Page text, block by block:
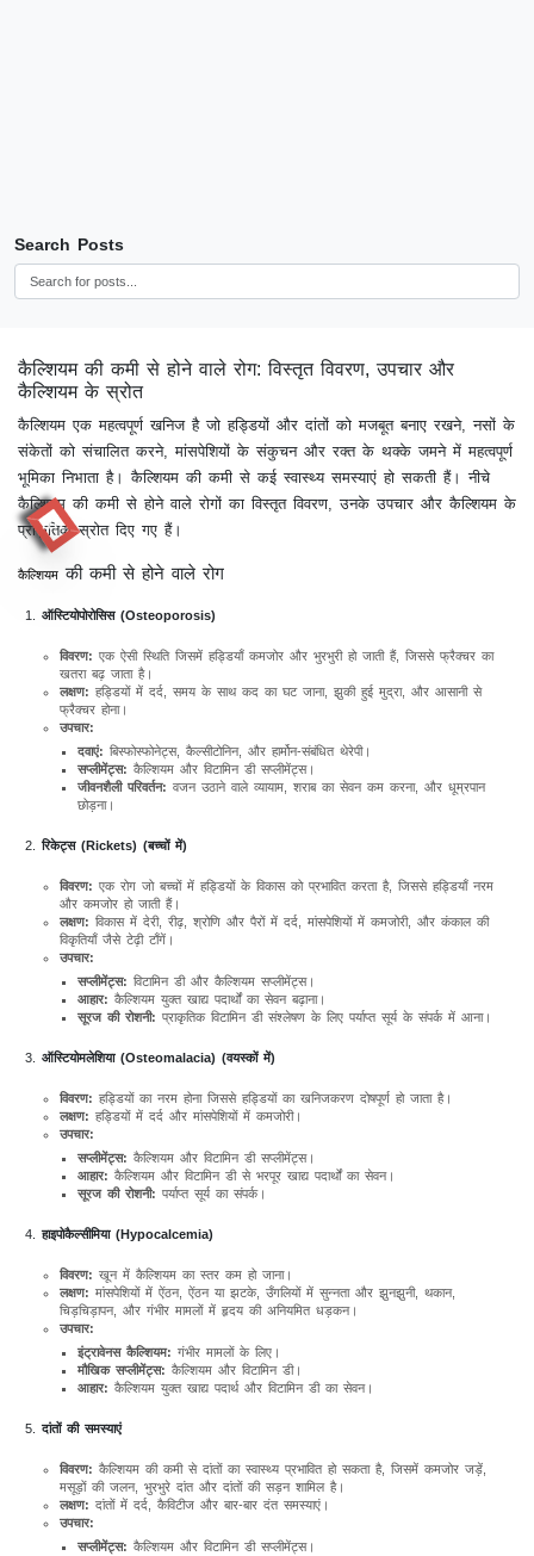
RR
Search Posts
कैल्शियम की कमी से होने वाले रोग: विस्तृत विवरण, उपचार और
कैल्शियम के स्रोत
कैल्शियम एक महत्वपूर्ण खनिज है जो हड्डियों और दांतों को मजबूत बनाए रखने, नसों के
संकेतों को संचालित करने, मांसपेशियों के संकुचन और रक्त के थक्के जमने में महत्वपूर्ण
भूमिका निभाता है। कैल्शियम की कमी से कई स्वास्थ्य समस्याएं हो सकती हैं। नीचे
कैल्शियम की कमी से होने वाले रोगों का विस्तृत विवरण, उनके उपचार और कैल्शियम के
प्राकृतिक स्रोत दिए गए हैं।
कैल्शियम की कमी से होने वाले रोग
ऑस्टियोपोरोसिस (Osteoporosis)
विवरण: एक ऐसी स्थिति जिसमें हड्डियाँ कमजोर और भुरभुरी हो जाती हैं, जिससे फ्रैक्चर का
खतरा बढ़ जाता है।
लक्षण: हड्डियों में दर्द, समय के साथ कद का घट जाना, झुकी हुई मुद्रा, और आसानी से
फ्रैक्चर होना।
उपचार:
दवाएं: बिस्फोस्फोनेट्स, कैल्सीटोनिन, और हार्मोन-संबंधित थेरेपी।
सप्लीमेंट्स: कैल्शियम और विटामिन डी सप्लीमेंट्स।
जीवनशैली परिवर्तन: वजन उठाने वाले व्यायाम, शराब का सेवन कम करना, और धूम्रपान
छोड़ना।
रिकेट्स (Rickets) (बच्चों में)
विवरण: एक रोग जो बच्चों में हड्डियों के विकास को प्रभावित करता है, जिससे हड्डियाँ नरम
और कमजोर हो जाती हैं।
लक्षण: विकास में देरी, रीढ़, श्रोणि और पैरों में दर्द, मांसपेशियों में कमजोरी, और कंकाल की
विकृतियाँ जैसे टेढ़ी टाँगें।
उपचार:
सप्लीमेंट्स: विटामिन डी और कैल्शियम सप्लीमेंट्स।
आहार: कैल्शियम युक्त खाद्य पदार्थों का सेवन बढ़ाना।
सूरज की रोशनी: प्राकृतिक विटामिन डी संश्लेषण के लिए पर्याप्त सूर्य के संपर्क में आना।
ऑस्टियोमलेशिया (Osteomalacia) (वयस्कों में)
विवरण: हड्डियों का नरम होना जिससे हड्डियों का खनिजकरण दोषपूर्ण हो जाता है।
लक्षण: हड्डियों में दर्द और मांसपेशियों में कमजोरी।
उपचार:
सप्लीमेंट्स: कैल्शियम और विटामिन डी सप्लीमेंट्स।
आहार: कैल्शियम और विटामिन डी से भरपूर खाद्य पदार्थों का सेवन।
सूरज की रोशनी: पर्याप्त सूर्य का संपर्क।
हाइपोकैल्सीमिया (Hypocalcemia)
विवरण: खून में कैल्शियम का स्तर कम हो जाना।
लक्षण: मांसपेशियों में ऐंठन, ऐंठन या झटके, उँगलियों में सुन्नता और झुनझुनी, थकान,
चिड़चिड़ापन, और गंभीर मामलों में हृदय की अनियमित धड़कन।
उपचार:
इंट्रावेनस कैल्शियम: गंभीर मामलों के लिए।
मौखिक सप्लीमेंट्स: कैल्शियम और विटामिन डी।
आहार: कैल्शियम युक्त खाद्य पदार्थ और विटामिन डी का सेवन।
दांतों की समस्याएं
विवरण: कैल्शियम की कमी से दांतों का स्वास्थ्य प्रभावित हो सकता है, जिसमें कमजोर जड़ें,
मसूड़ों की जलन, भुरभुरे दांत और दांतों की सड़न शामिल है।
लक्षण: दांतों में दर्द, कैविटीज और बार-बार दंत समस्याएं।
उपचार:
सप्लीमेंट्स: कैल्शियम और विटामिन डी सप्लीमेंट्स।